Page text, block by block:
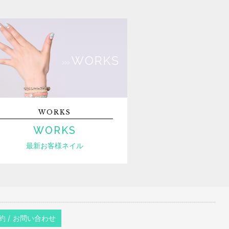
WORKS
WORKS
最新お客様ネイル
/ お問い合わせ